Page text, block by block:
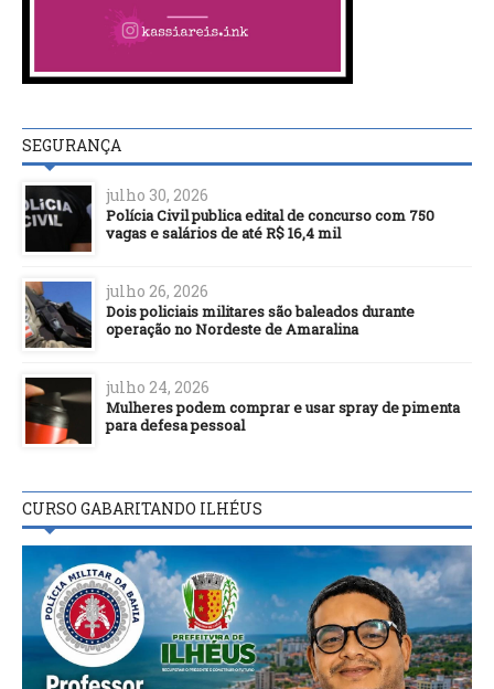
SEGURANÇA
julho 30, 2026
Polícia Civil publica edital de concurso com 750
vagas e salários de até R$ 16,4 mil
julho 26, 2026
Dois policiais militares são baleados durante
operação no Nordeste de Amaralina
julho 24, 2026
Mulheres podem comprar e usar spray de pimenta
para defesa pessoal
CURSO GABARITANDO ILHÉUS